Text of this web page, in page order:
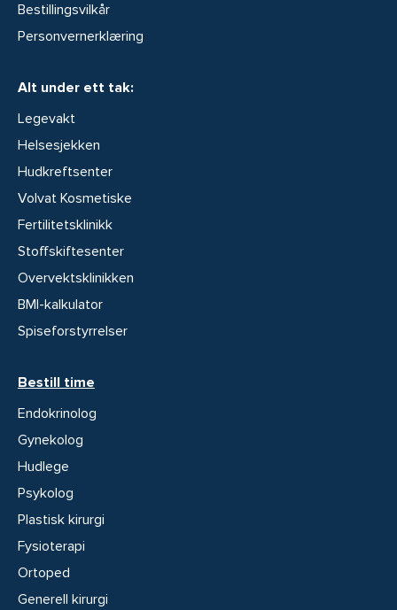
Bestillingsvilkår
Personvernerklæring
Alt under ett tak:
Legevakt
Helsesjekken
Hudkreftsenter
Volvat Kosmetiske
Fertilitetsklinikk
Stoffskiftesenter
Overvektsklinikken
BMI-kalkulator
Spiseforstyrrelser
Bestill time
Endokrinolog
Gynekolog
Hudlege
Psykolog
Plastisk kirurgi
Fysioterapi
Ortoped
Generell kirurgi